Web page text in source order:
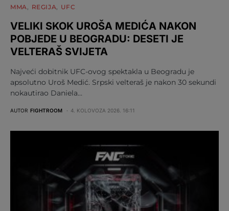
MMA REGIJA UFC
VELIKI SKOK UROŠA MEDIĆA NAKON
POBJEDE U BEOGRADU: DESETI JE
VELTERAŠ SVIJETA
Najveći dobitnik UFC-ovog spektakla u Beogradu je
apsolutno Uroš Medić. Srpski velteraš je nakon 30 sekundi
nokautirao Daniela…
AUTOR FIGHTROOM 4. KOLOVOZA 2026. 16:11